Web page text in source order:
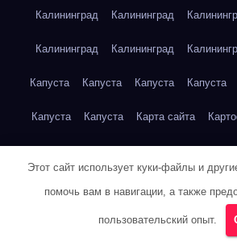
Калининград Калининград
Калининград Калининград
Капуста Капуста Капуста Капуста
Капуста Капуста Карта сайта
Кейптаун Кейптаун
Этот сайт использует куки-файлы и
помочь вам в навигации, а также
пользовательский опыт.